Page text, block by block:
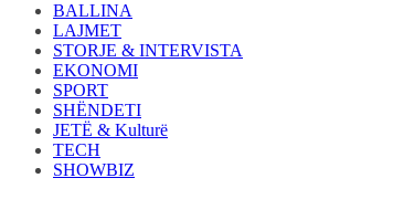
BALLINA
LAJMET
STORJE & INTERVISTA
EKONOMI
SPORT
SHËNDETI
JETË & Kulturë
TECH
SHOWBIZ